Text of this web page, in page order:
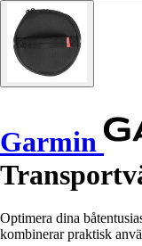
Garmin
Optimera dina
kombinerar praktisk